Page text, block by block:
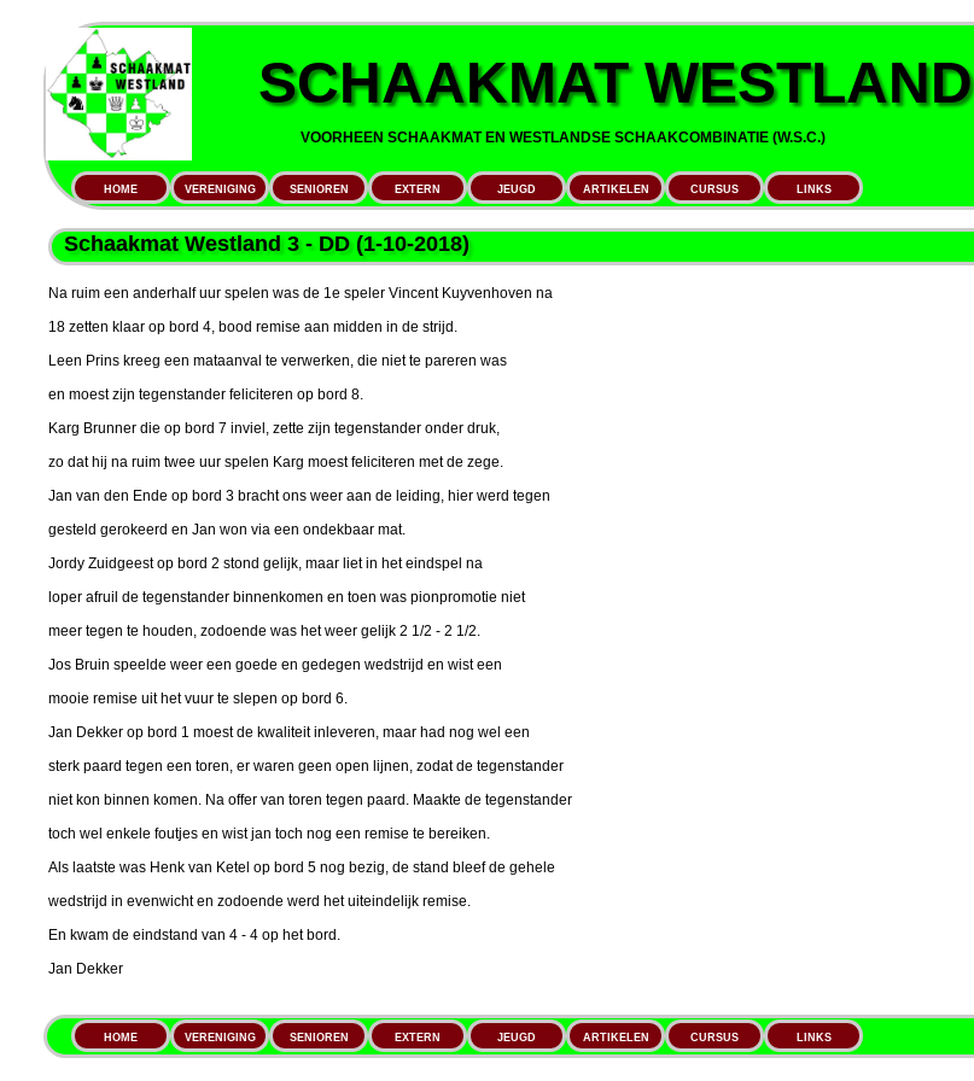
SCHAAKMAT WESTLAND
VOORHEEN SCHAAKMAT EN WESTLANDSE SCHAAKCOMBINATIE (W.S.C.)
HOME VERENIGING SENIOREN EXTERN JEUGD ARTIKELEN CURSUS LINKS
Schaakmat Westland 3 - DD (1-10-2018)
Na ruim een anderhalf uur spelen was de 1e speler Vincent Kuyvenhoven na
18 zetten klaar op bord 4, bood remise aan midden in de strijd.
Leen Prins kreeg een mataanval te verwerken, die niet te pareren was
en moest zijn tegenstander feliciteren op bord 8.
Karg Brunner die op bord 7 inviel, zette zijn tegenstander onder druk,
zo dat hij na ruim twee uur spelen Karg moest feliciteren met de zege.
Jan van den Ende op bord 3 bracht ons weer aan de leiding, hier werd tegen
gesteld gerokeerd en Jan won via een ondekbaar mat.
Jordy Zuidgeest op bord 2 stond gelijk, maar liet in het eindspel na
loper afruil de tegenstander binnenkomen en toen was pionpromotie niet
meer tegen te houden, zodoende was het weer gelijk 2 1/2 - 2 1/2.
Jos Bruin speelde weer een goede en gedegen wedstrijd en wist een
mooie remise uit het vuur te slepen op bord 6.
Jan Dekker op bord 1 moest de kwaliteit inleveren, maar had nog wel een
sterk paard tegen een toren, er waren geen open lijnen, zodat de tegenstander
niet kon binnen komen. Na offer van toren tegen paard. Maakte de tegenstander
toch wel enkele foutjes en wist jan toch nog een remise te bereiken.
Als laatste was Henk van Ketel op bord 5 nog bezig, de stand bleef de gehele
wedstrijd in evenwicht en zodoende werd het uiteindelijk remise.
En kwam de eindstand van 4 - 4 op het bord.
Jan Dekker
HOME VERENIGING SENIOREN EXTERN JEUGD ARTIKELEN CURSUS LINKS